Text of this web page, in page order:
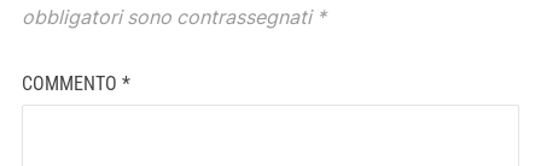
obbligatori sono contrassegnati *
COMMENTO *